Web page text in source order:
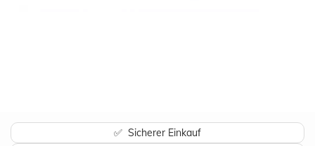
✅ Sicherer Einkauf